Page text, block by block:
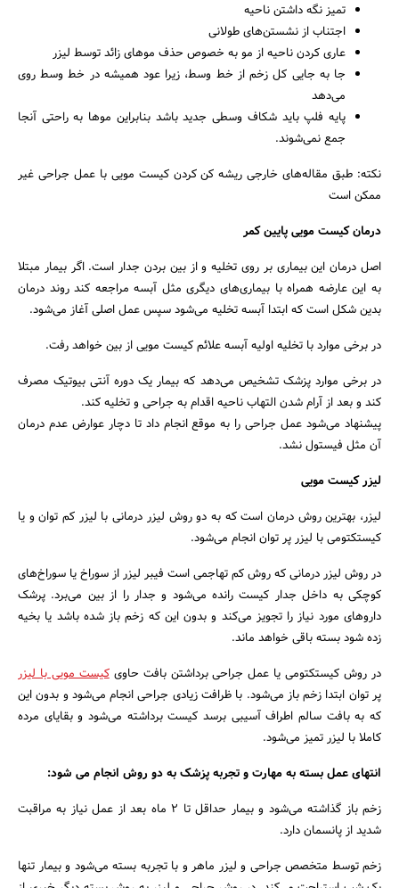
تمیز نگه داشتن ناحیه
اجتناب از نشستن‌های طولانی
عاری کردن ناحیه از مو به خصوص حذف موهای زائد توسط لیزر
جا به جایی کل زخم از خط وسط، زیرا عود همیشه در خط وسط روی
می‌دهد
پایه فلپ باید شکاف وسطی جدید باشد بنابراین موها به راحتی آنجا
جمع نمی‌شوند.
نکته: طبق مقاله‌های خارجی ریشه کن کردن کیست مویی با عمل جراحی غیر
ممکن است
درمان کیست مویی پایین کمر
اصل درمان این بیماری بر روی تخلیه و از بین بردن جدار است. اگر بیمار مبتلا
به این عارضه همراه با بیماری‌های دیگری مثل آبسه مراجعه کند روند درمان
بدین شکل است که ابتدا آبسه تخلیه می‌شود سپس عمل اصلی آغاز می‌شود.
در برخی موارد با تخلیه اولیه آبسه علائم کیست مویی از بین خواهد رفت.
در برخی موارد پزشک تشخیص می‌دهد که بیمار یک دوره آنتی بیوتیک مصرف
کند و بعد از آرام شدن التهاب ناحیه اقدام به جراحی و تخلیه کند.
پیشنهاد می‌شود عمل جراحی را به موقع انجام داد تا دچار عوارض عدم درمان
آن مثل فیستول نشد.
لیزر کیست مویی
لیزر، بهترین روش درمان است که به دو روش لیزر درمانی با لیزر کم توان و یا
کیستکتومی با لیزر پر توان انجام می‌شود.
در روش لیزر درمانی که روش کم تهاجمی است فیبر لیزر از سوراخ یا سوراخ‌های
کوچکی به داخل جدار کیست رانده می‌شود و جدار را از بین می‌برد. پرشک
داروهای مورد نیاز را تجویز می‌کند و بدون این که زخم باز شده باشد یا بخیه
زده شود بسته باقی خواهد ماند.
در روش کیستکتومی یا عمل جراحی برداشتن بافت حاویکیست مویی با لیزر
پر توان ابتدا زخم باز می‌شود. با ظرافت زیادی جراحی انجام می‌شود و بدون این
که به بافت سالم اطراف آسیبی برسد کیست برداشته می‌شود و بقایای مرده
کاملا با لیزر تمیز می‌شود.
انتهای عمل بسته به مهارت و تجربه پزشک به دو روش انجام می شود:
زخم باز گذاشته می‌شود و بیمار حداقل تا ۲ ماه بعد از عمل نیاز به مراقبت
شدید از پانسمان دارد.
زخم توسط متخصص جراحی و لیزر ماهر و با تجربه بسته می‌شود و بیمار تنها